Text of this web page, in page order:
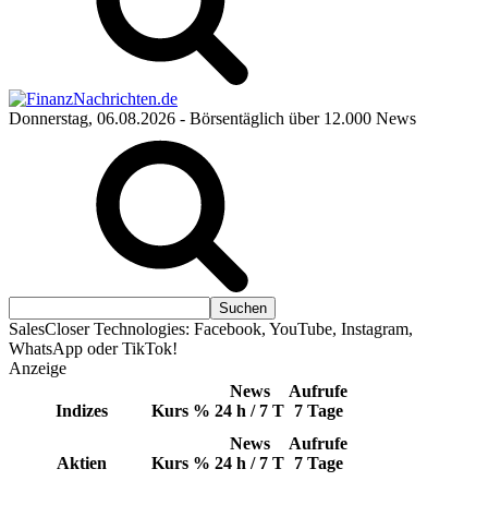
Donnerstag, 06.08.2026 - Börsentäglich über 12.000 News
SalesCloser Technologies: Facebook, YouTube, Instagram,
WhatsApp oder TikTok!
Anzeige
Indizes Kurs %
News
24 h / 7 T
Aufrufe
7 Tage
Aktien Kurs %
News
24 h / 7 T
Aufrufe
7 Tage